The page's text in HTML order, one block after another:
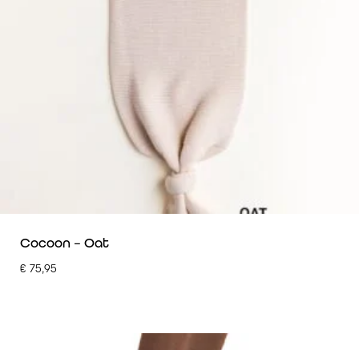
Cocoon – Oat
€ 75,95